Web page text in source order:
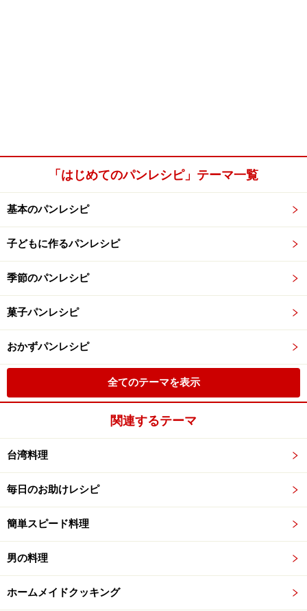
「はじめてのパンレシピ」テーマ一覧
基本のパンレシピ
子どもに作るパンレシピ
季節のパンレシピ
菓子パンレシピ
おかずパンレシピ
全てのテーマを表示
関連するテーマ
台湾料理
毎日のお助けレシピ
簡単スピード料理
男の料理
ホームメイドクッキング